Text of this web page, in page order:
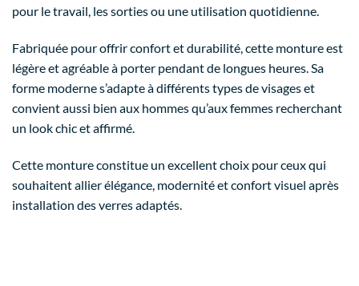
pour le travail, les sorties ou une utilisation quotidienne.
Fabriquée pour offrir confort et durabilité, cette monture est
légère et agréable à porter pendant de longues heures. Sa
forme moderne s’adapte à différents types de visages et
convient aussi bien aux hommes qu’aux femmes recherchant
un look chic et affirmé.
Cette monture constitue un excellent choix pour ceux qui
souhaitent allier élégance, modernité et confort visuel après
installation des verres adaptés.